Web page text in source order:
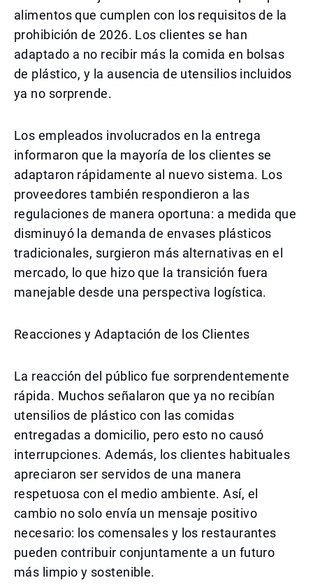
alimentos que cumplen con los requisitos de la
prohibición de 2026. Los clientes se han
adaptado a no recibir más la comida en bolsas
de plástico, y la ausencia de utensilios incluidos
ya no sorprende.
Los empleados involucrados en la entrega
informaron que la mayoría de los clientes se
adaptaron rápidamente al nuevo sistema. Los
proveedores también respondieron a las
regulaciones de manera oportuna: a medida que
disminuyó la demanda de envases plásticos
tradicionales, surgieron más alternativas en el
mercado, lo que hizo que la transición fuera
manejable desde una perspectiva logística.
Reacciones y Adaptación de los Clientes
La reacción del público fue sorprendentemente
rápida. Muchos señalaron que ya no recibían
utensilios de plástico con las comidas
entregadas a domicilio, pero esto no causó
interrupciones. Además, los clientes habituales
apreciaron ser servidos de una manera
respetuosa con el medio ambiente. Así, el
cambio no solo envía un mensaje positivo
necesario: los comensales y los restaurantes
pueden contribuir conjuntamente a un futuro
más limpio y sostenible.